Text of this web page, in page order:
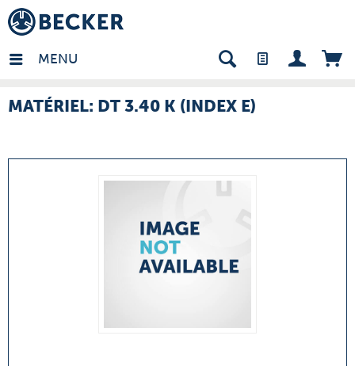
MENU
- FR
MATÉRIEL: DT 3.40 K (INDEX E)